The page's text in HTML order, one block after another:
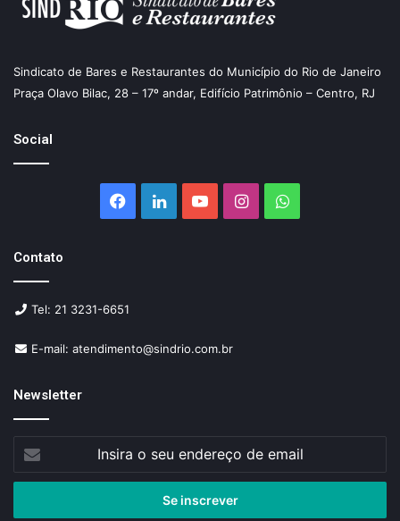
Sindicato de Bares e Restaurantes do Município do Rio de Janeiro
Praça Olavo Bilac, 28 – 17º andar, Edifício Patrimônio – Centro, RJ
Social
Facebook
LinkedinYouTubeInstagramWhatsApp
Contato
Tel: 21 3231-6651
E-mail: atendimento@sindrio.com.br
Newsletter
seu